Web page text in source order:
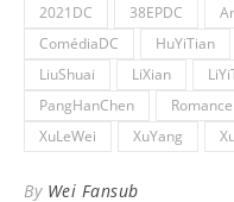
2021DC 38EPDC
ComédiaDC
HuYiTian
LiuShuai
LiXian
PangHanChen
XuLeWei
XuYang
By Wei Fansub